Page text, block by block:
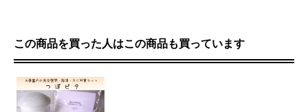
この商品を買った人はこの商品も買っています